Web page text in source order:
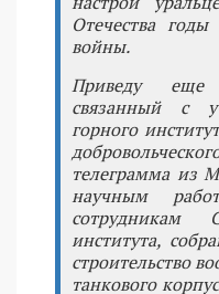
Отечества
войны.
Приведу еще
связанный с
горного
телеграмма из
научным
сотрудникам
института,
строительство
танкового